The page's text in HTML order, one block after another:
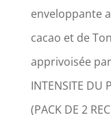
enveloppante
cacao et de
apprivoisée
INTENSITE DU
(PACK DE 2